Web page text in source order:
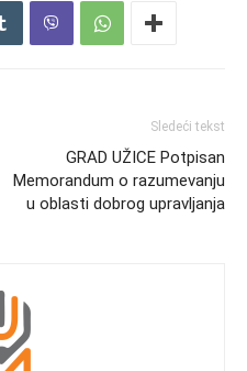
Sledeći tekst
GRAD UŽICE Potpisan
Memorandum o razumevanju
u oblasti dobrog upravljanja